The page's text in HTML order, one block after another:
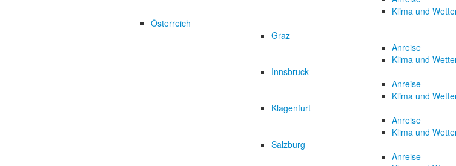
Klima und
Österreich
Graz
Anreise
Klima und
Innsbruck
Anreise
Klima und
Klagenfurt
Anreise
Klima und
Salzburg
Anreise